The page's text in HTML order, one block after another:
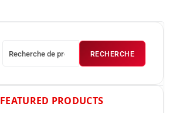
RECHERCHE
FEATURED PRODUCTS